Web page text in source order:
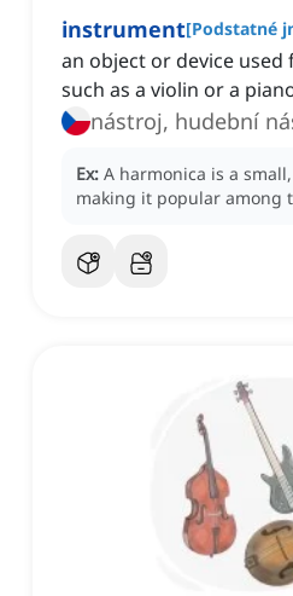
instrument[Podstatné
an object or device
such as a violin or a
nástroj, hudební
Ex: A harmonica is a
making it popular among